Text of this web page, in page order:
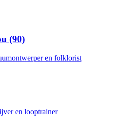
(90)
en folklorist
en looptrainer